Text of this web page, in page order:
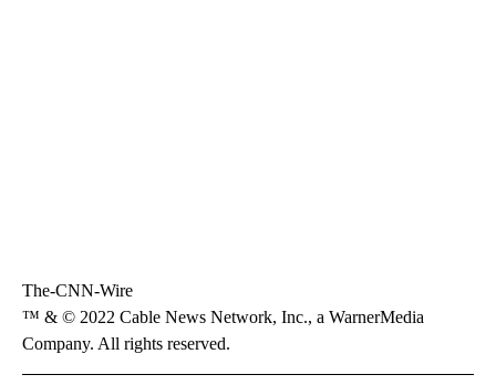
The-CNN-Wire
™ & © 2022 Cable News Network, Inc., a WarnerMedia
Company. All rights reserved.